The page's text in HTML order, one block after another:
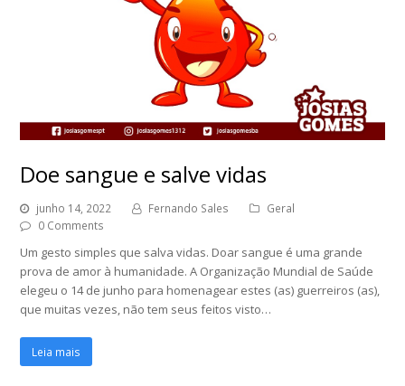
Doe sangue e salve vidas
junho 14, 2022 Fernando Sales
Geral
0 Comments
Um gesto simples que salva vidas. Doar sangue é uma grande
prova de amor à humanidade. A Organização Mundial de Saúde
elegeu o 14 de junho para homenagear estes (as) guerreiros (as),
que muitas vezes, não tem seus feitos visto…
Leia mais